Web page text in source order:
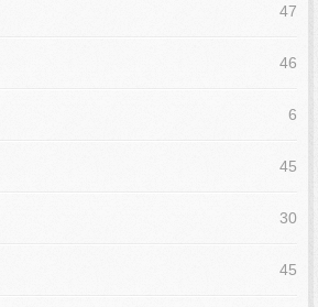
47
46
6
45
30
45